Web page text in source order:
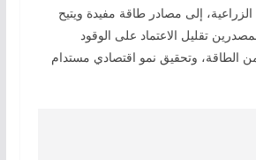
الزراعية، إلى مصادر طاقة مفيدة ويتيح
تقليل الاعتماد على الوقود
الطاقة، وتحقيق نمو اقتصادي مستدام